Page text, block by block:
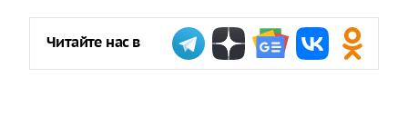
Читайте нас в